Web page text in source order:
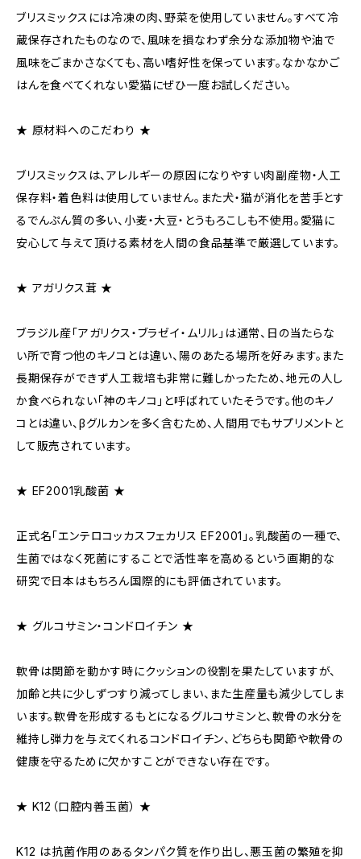
ブリスミックスには冷凍の肉、野菜を使用していません。すべて冷
蔵保存されたものなので、風味を損なわず余分な添加物や油で
風味をごまかさなくても、高い嗜好性を保っています。なかなかご
はんを食べてくれない愛猫にぜひ一度お試しください。
★ 原材料へのこだわり ★
ブリスミックスは、アレルギーの原因になりやすい肉副産物・人工
保存料・着色料は使用していません。また犬・猫が消化を苦手とす
るでんぷん質の多い、小麦・大豆・とうもろこしも不使用。愛猫に
安心して与えて頂ける素材を人間の食品基準で厳選しています。
★ アガリクス茸 ★
ブラジル産「アガリクス・ブラゼイ・ムリル」は通常、日の当たらな
い所で育つ他のキノコとは違い、陽のあたる場所を好みます。また
長期保存ができず人工栽培も非常に難しかったため、地元の人し
か食べられない「神のキノコ」と呼ばれていたそうです。他のキノ
コとは違い、βグルカンを多く含むため、人間用でもサプリメントと
して販売されています。
★ EF2001乳酸菌 ★
正式名「エンテロコッカスフェカリス EF2001」。乳酸菌の一種で、
生菌ではなく死菌にすることで活性率を高めるという画期的な
研究で日本はもちろん国際的にも評価されています。
★ グルコサミン・コンドロイチン ★
軟骨は関節を動かす時にクッションの役割を果たしていますが、
加齢と共に少しずつすり減ってしまい、また生産量も減少してしま
います。軟骨を形成するもとになるグルコサミンと、軟骨の水分を
維持し弾力を与えてくれるコンドロイチン、どちらも関節や軟骨の
健康を守るために欠かすことができない存在です。
★ K12（口腔内善玉菌） ★
K12 は抗菌作用のあるタンパク質を作り出し、悪玉菌の繁殖を抑